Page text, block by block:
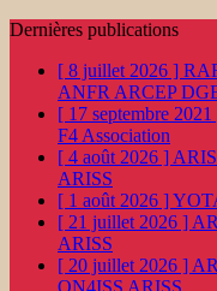
Dernières publications
[ 8 juillet 2026 ]
ANFR ARCEP
[ 17 septembre 2021
F4 Association
[ 4 août 2026 ]
ARISS
[ 1 août 2026 ]
[ 21 juillet 2026 ]
ARISS
[ 20 juillet 2026 ]
ON4ISS ARISS